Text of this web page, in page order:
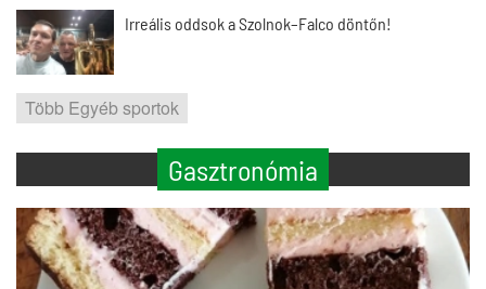
Irreális oddsok a Szolnok–Falco döntőn!
Több Egyéb sportok
Gasztronómia